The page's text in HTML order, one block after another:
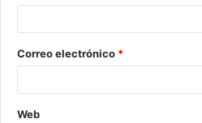
Correo electrónico *
Web